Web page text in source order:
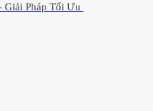
Giải Pháp Tối Ưu